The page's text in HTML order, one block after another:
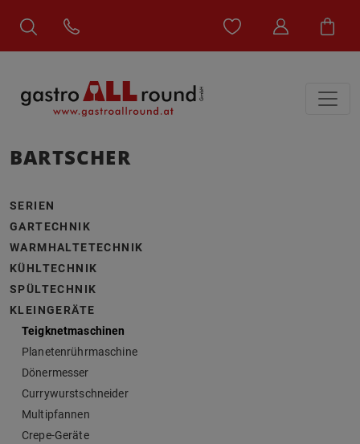
BARTSCHER
SERIEN
GARTECHNIK
WARMHALTETECHNIK
KÜHLTECHNIK
SPÜLTECHNIK
KLEINGERÄTE
Teigknetmaschinen
Planetenrührmaschine
Dönermesser
Currywurstschneider
Multipfannen
Crepe-Geräte